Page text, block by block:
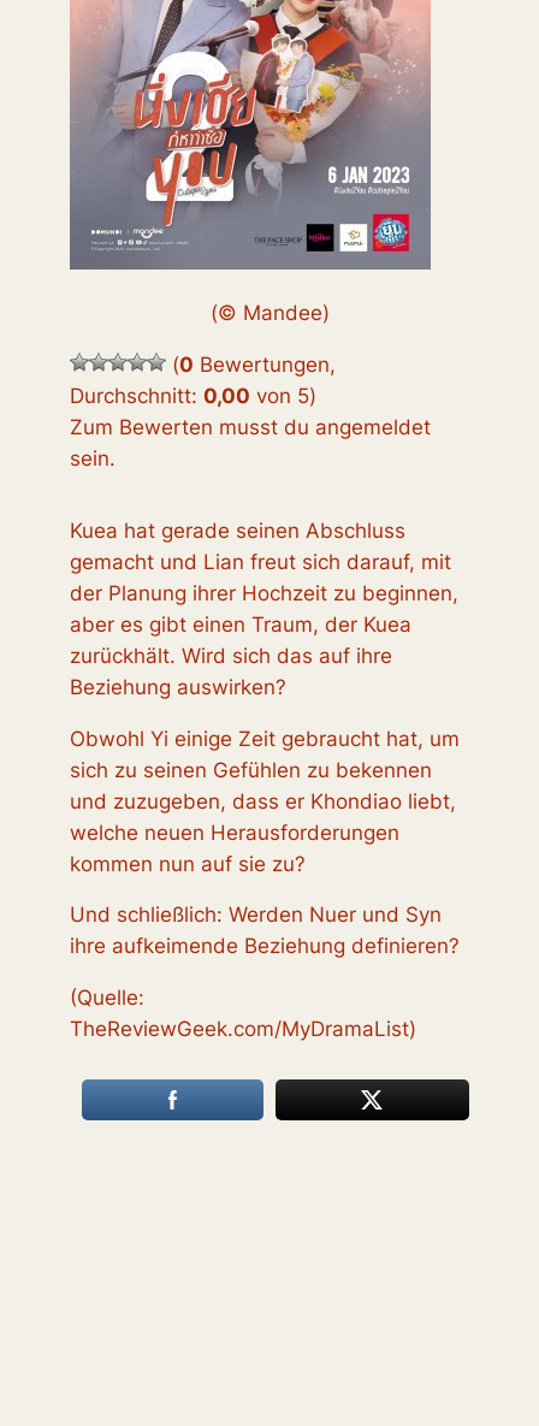
(© Mandee)
(0 Bewertungen,
Durchschnitt:0,00 von 5)
Zum Bewerten musst du angemeldet
sein.
Kuea hat gerade seinen Abschluss
gemacht und Lian freut sich darauf, mit
der Planung ihrer Hochzeit zu beginnen,
aber es gibt einen Traum, der Kuea
zurückhält. Wird sich das auf ihre
Beziehung auswirken?
Obwohl Yi einige Zeit gebraucht hat, um
sich zu seinen Gefühlen zu bekennen
und zuzugeben, dass er Khondiao liebt,
welche neuen Herausforderungen
kommen nun auf sie zu?
Und schließlich: Werden Nuer und Syn
ihre aufkeimende Beziehung definieren?
(Quelle:
TheReviewGeek.com/MyDramaList)